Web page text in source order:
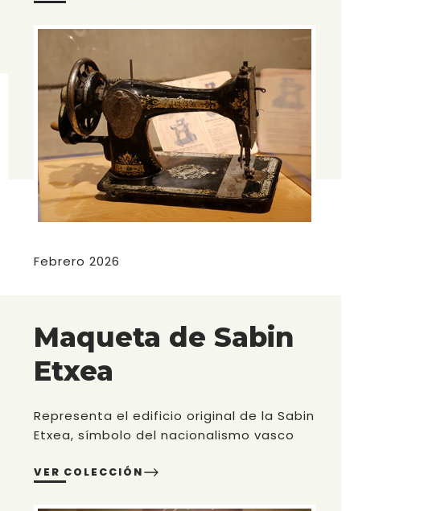
Febrero 2026
Maqueta de Sabin
Etxea
Representa el edificio original de la Sabin
Etxea, símbolo del nacionalismo vasco
VER COLECCIÓN